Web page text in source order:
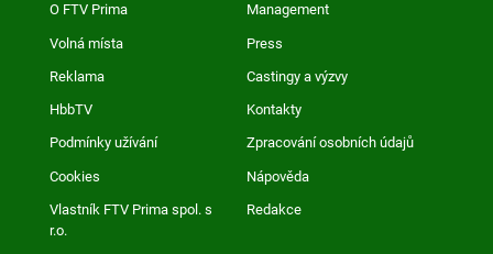
O FTV Prima Management
Volná místa Press
Reklama Castingy a výzvy
HbbTV Kontakty
Podmínky užívání Zpracování osobních údajů
Cookies Nápověda
Vlastník FTV Prima spol. s
r.o.
Redakce